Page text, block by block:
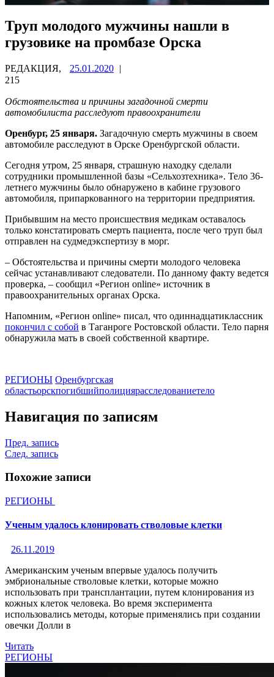
Труп молодого мужчины нашли в
грузовике на промбазе Орска
РЕДАКЦИЯ, 25.01.2020 |
215
Обстоятельства и причины загадочной смерти
автомобилиста расследуют правоохранители
Оренбург, 25 января. Загадочную смерть мужчины в своем
автомобиле расследуют в Орске Оренбургской области.
Сегодня утром, 25 января, страшную находку сделали
сотрудники промышленной базы «Сельхозтехника». Тело 36-
летнего мужчины было обнаружено в кабине грузового
автомобиля, припаркованного на территории предприятия.
Прибывшим на место происшествия медикам оставалось
только констатировать смерть пациента, после чего труп был
отправлен на судмедэкспертизу в морг.
– Обстоятельства и причины смерти молодого человека
сейчас устанавливают следователи. По данному факту ведется
проверка, – сообщил «Регион online» источник в
правоохранительных органах Орска.
Напомним, «Регион online» писал, что одиннадцатиклассник
покончил с собой в Таганроге Ростовской области. Тело парня
обнаружила мать в своей собственной квартире.
РЕГИОНЫ Оренбургская
областьорскпогибшийполициярасследованиетело
Навигация по записям
Пред. запись
След. запись
Похожие записи
РЕГИОНЫ
Ученым удалось клонировать стволовые клетки
26.11.2019
Американским ученым впервые удалось получить
эмбриональные стволовые клетки, которые можно
использовать при трансплантации, путем клонирования из
кожных клеток человека. Во время эксперимента
использовались методы, которые применялись при создании
овечки Долли в
Читать
РЕГИОНЫ